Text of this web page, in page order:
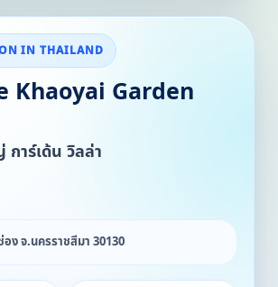
IN THAILAND
Khaoyai Garden
การ์เด้น วิลล่า
ง จ.นครราชสีมา 30130